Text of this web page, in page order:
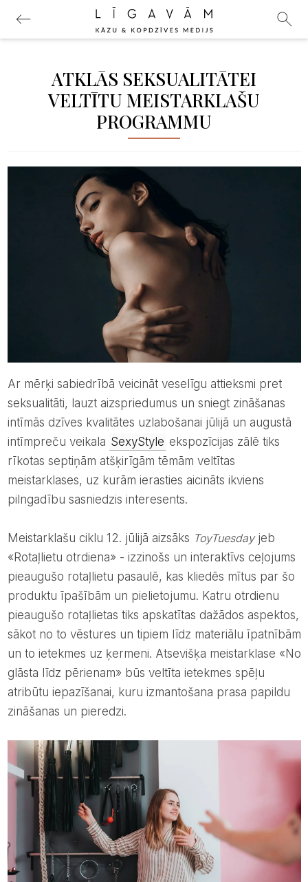
ATKLĀS SEKSUALITĀTEI
VELTĪTU MEISTARKLAŠU
PROGRAMMU
Ar mērķi sabiedrībā veicināt veselīgu attieksmi pret
seksualitāti, lauzt aizspriedumus un sniegt zināšanas
intīmās dzīves kvalitātes uzlabošanai jūlijā un augustā
intīmpreču veikala SexyStyle ekspozīcijas zālē tiks
rīkotas septiņām atšķirīgām tēmām veltītas
meistarklases, uz kurām ierasties aicināts ikviens
pilngadību sasniedzis interesents.
Meistarklašu ciklu 12. jūlijā aizsāks ToyTuesdayjeb
«Rotaļlietu otrdiena» - izzinošs un interaktīvs ceļojums
pieaugušo rotaļlietu pasaulē, kas kliedēs mītus par šo
produktu īpašībām un pielietojumu. Katru otrdienu
pieaugušo rotaļlietas tiks apskatītas dažādos aspektos,
sākot no to vēstures un tipiem līdz materiālu īpatnībām
un to ietekmes uz ķermeni. Atsevišķa meistarklase «No
glāsta līdz pērienam» būs veltīta ietekmes spēļu
atribūtu iepazīšanai, kuru izmantošana prasa papildu
zināšanas un pieredzi.